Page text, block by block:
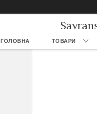
ГОЛОВНА ТОВАРИ